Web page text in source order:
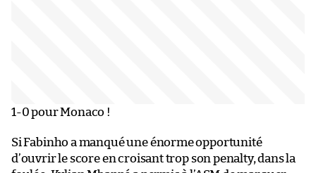
1-0 pour Monaco !
Si Fabinho a manqué une énorme opportunité
d’ouvrir le score en croisant trop son penalty, dans la